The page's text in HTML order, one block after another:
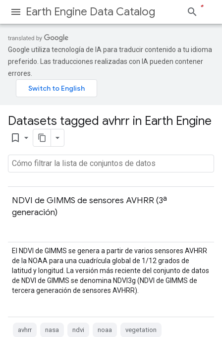
Earth Engine Data Catalog
Google utiliza tecnología de IA para traducir contenido a tu idioma
preferido. Las traducciones realizadas con IA pueden contener
errores.
Datasets tagged avhrr in Earth Engine
bookmark_border
NDVI de GIMMS de sensores AVHRR (3ª
generación)
El NDVI de GIMMS se genera a partir de varios sensores AVHRR
de la NOAA para una cuadrícula global de 1/12 grados de
latitud y longitud. La versión más reciente del conjunto de datos
de NDVI de GIMMS se denomina NDVI3g (NDVI de GIMMS de
tercera generación de sensores AVHRR).
avhrr nasa ndvi noaa vegetation